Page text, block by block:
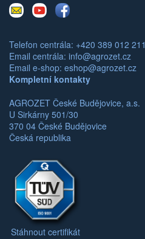
E-
mail
YoutubeFacebook
Telefon centrála: +420 389 012 211
Email centrála: info@agrozet.cz
Email e-shop: eshop@agrozet.cz
Kompletní kontakty
AGROZET České Budějovice, a.s.
U Sirkárny 501/30
370 04 České Budějovice
Česká republika
Stáhnout certifikát